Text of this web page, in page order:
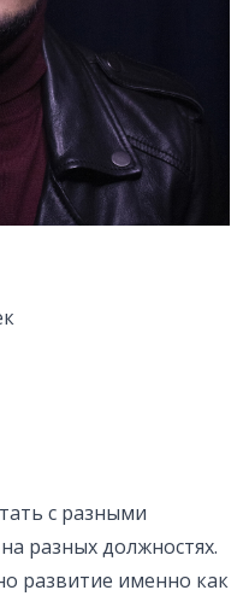
с разными
разных должностях.
развитие именно как